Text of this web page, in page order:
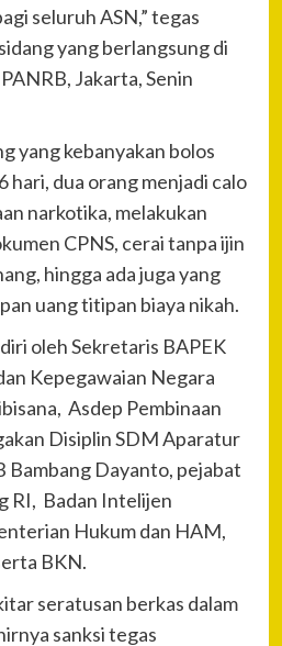
seluruh ASN,” tegas
yang berlangsung di
Jakarta, Senin
yang kebanyakan bolos
hari, dua orang menjadi calo
narkotika, melakukan
CPNS, cerai tanpa ijin
hingga ada juga yang
uang titipan biaya nikah.
oleh Sekretaris BAPEK
Kepegawaian Negara
Asdep Pembinaan
Disiplin SDM Aparatur
Bambang Dayanto, pejabat
RI, Badan Intelijen
Hukum dan HAM,
BKN.
seratusan berkas dalam
sanksi tegas